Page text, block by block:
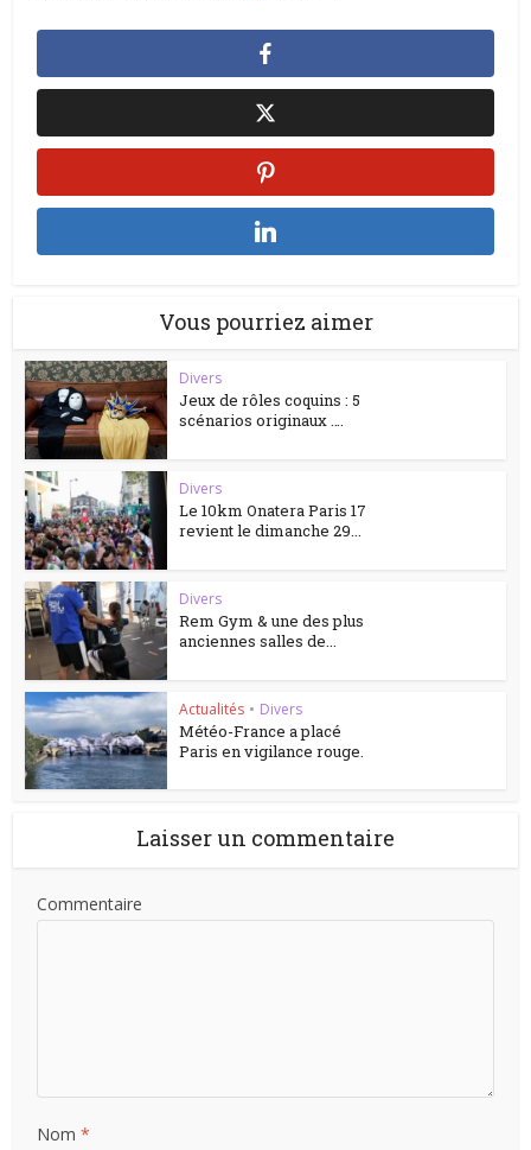
Vous pourriez aimer
Divers
Jeux de rôles coquins : 5
scénarios originaux ….
Divers
Le 10km Onatera Paris 17
revient le dimanche 29...
Divers
Rem Gym & une des plus
anciennes salles de...
Actualités • Divers
Météo-France a placé
Paris en vigilance rouge.
Laisser un commentaire
Commentaire
Nom*